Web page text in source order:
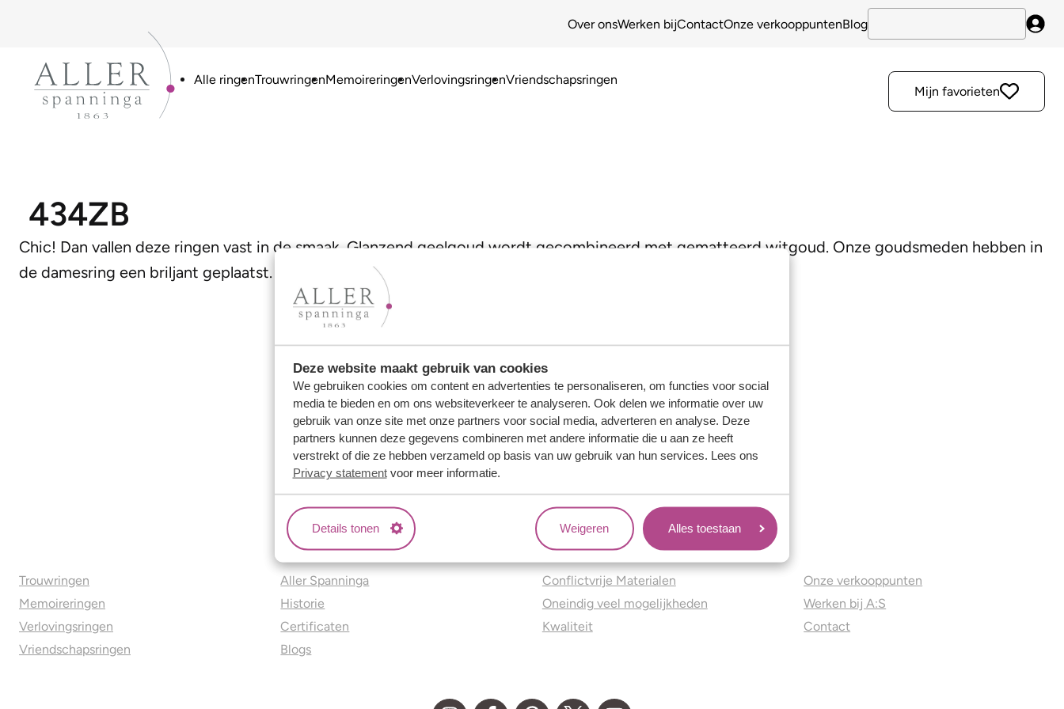
Deze website maakt gebruik van cookies
We gebruiken cookies om content en advertenties te personaliseren, om functies voor social
media te bieden en om ons websiteverkeer te analyseren. Ook delen we informatie over uw
gebruik van onze site met onze partners voor social media, adverteren en analyse. Deze
partners kunnen deze gegevens combineren met andere informatie die u aan ze heeft
verstrekt of die ze hebben verzameld op basis van uw gebruik van hun services. Lees ons
Privacy statementvoor meer informatie.
Details tonen Weigeren Alles toestaan
Over onsWerken bijContactOnze verkooppuntenBlog
Alle ringenTrouwringenMemoireringenVerlovingsringenVriendschapsringen
Mijn favorieten
434ZB
Chic! Dan vallen deze ringen vast in de smaak. Glanzend geelgoud wordt gecombineerd met gematteerd witgoud. Onze goudsmeden hebben in
de damesring een briljant geplaatst.
Trouwringen
Memoireringen
Verlovingsringen
Vriendschapsringen
Over ons
Aller Spanninga
Historie
Certificaten
Blogs
Jouw voordelen
Conflictvrije Materialen
Oneindig veel mogelijkheden
Kwaliteit
Onze verkooppunten
Werken bij A:S
Contact